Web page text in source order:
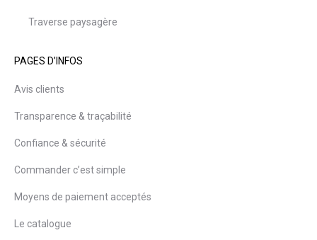
Traverse paysagère
PAGES D’INFOS
Avis clients
Transparence & traçabilité
Confiance & sécurité
Commander c’est simple
Moyens de paiement acceptés
Le catalogue